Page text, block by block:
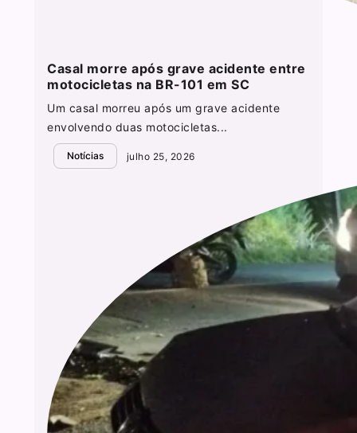
Casal morre após grave acidente entre
motocicletas na BR-101 em SC
Um casal morreu após um grave acidente
envolvendo duas motocicletas...
Notícias julho 25, 2026